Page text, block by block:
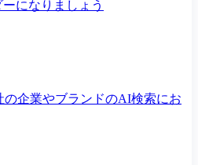
になりましょう
企業やブランドのAI検索にお